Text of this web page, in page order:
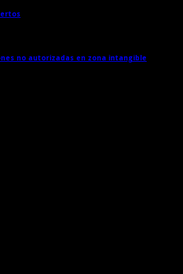
no autorizadas en zona intangible